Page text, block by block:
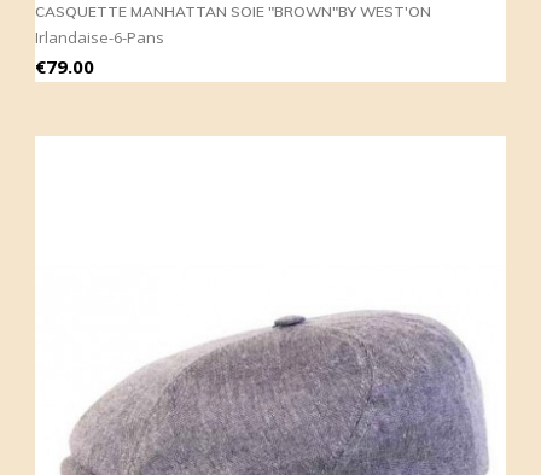
CASQUETTE MANHATTAN SOIE "BROWN"BY WEST'ON
Irlandaise-6-Pans
Price
€79.00